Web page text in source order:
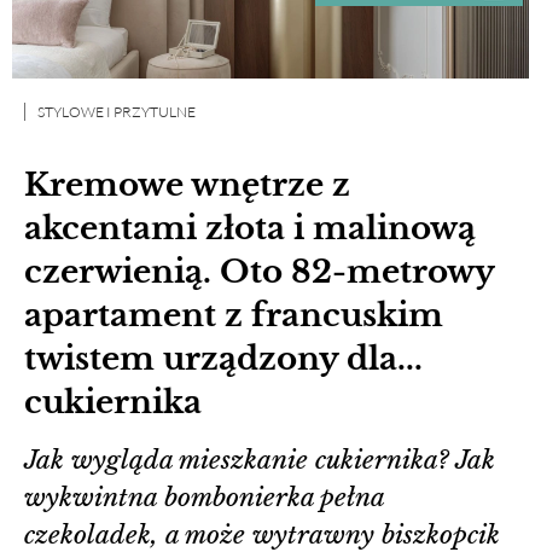
Kremowe wnętrze z
akcentami złota i malinową
czerwienią. Oto 82-metrowy
apartament z francuskim
twistem urządzony dla...
cukiernika
STYLOWE I PRZYTULNE
Jak wygląda mieszkanie cukiernika? Jak
wykwintna bombonierka pełna
czekoladek, a może wytrawny biszkopcik